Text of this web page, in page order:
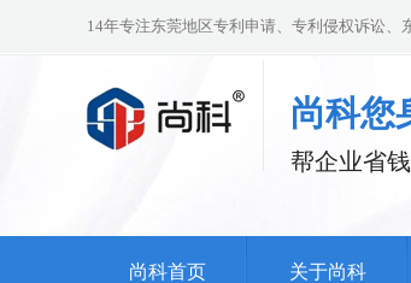
14年专注东莞地区专利申请、专利侵权诉讼
尚科您
帮企业省
尚科首页 关于尚科